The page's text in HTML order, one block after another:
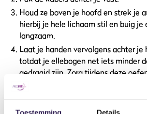
Houd ze boven je hoofd en strek je
hierbij je hele lichaam stil en buig je
langzaam.
Laat je handen vervolgens achter je
totdat je ellebogen net iets minder
gedraaid zijn. Zorg tijdens deze
ellebogen naar voren blijven wijzen.
Tricep Kickback